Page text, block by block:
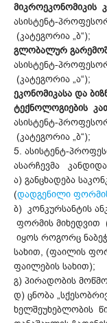
მიკროეკონომიკის
ასისტენტ-
(კატეგორია „ბ“);
გლობალურ
ასისტენტ-
(კატეგორია „ა“);
ეკონომიკასა და
ტექნოლოგიების
ასისტენტ-
(კატეგორია „ბ“);
5. ასისტენტ-
ასარჩევმა
ა) განცხადება
(დადგენილი
ბ) კონკურსანტის
ფორმის მიხედვით
იყოს როგორც
სახით, (ფაილის
ფაილების სახით);
გ) პირადობის
დ) ცნობა
ხელშეუხებლობის